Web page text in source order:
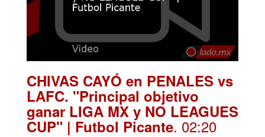
CHIVAS CAYÓ en PENALES vs
LAFC. "Principal objetivo
ganar LIGA MX y NO LEAGUES
CUP" | Futbol Picante. 02:20